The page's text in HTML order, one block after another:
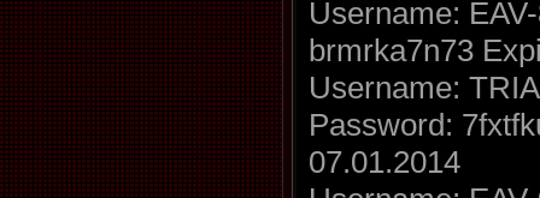
Username:
brmrka7n73
Username:
Password:
07.01.2014